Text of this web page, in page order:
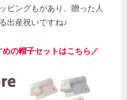
ピングもがあり、贈った人
出産祝いですね♪
の帽子セットはこちら／